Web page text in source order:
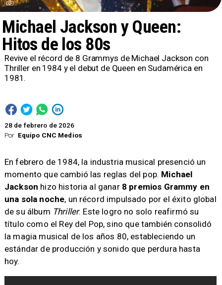
Por Equipo CNC Medios
Michael Jackson y Queen:
Hitos de los 80s
28 de febrero de 2026
Revive el récord de 8 Grammys de Michael Jackson con
Thriller en 1984 y el debut de Queen en Sudamérica en
1981.
En febrero de 1984, la industria musical presenció un
momento que cambió las reglas del pop. Michael
Jackson hizo historia al ganar 8 premios Grammy en
una sola noche, un récord impulsado por el éxito global
de su álbum Thriller. Este logro no solo reafirmó su
título como el Rey del Pop, sino que también consolidó
la magia musical de los años 80, estableciendo un
estándar de producción y sonido que perdura hasta
hoy.